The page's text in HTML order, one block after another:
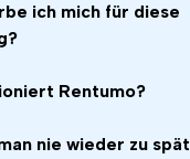
ich mich für diese
Rentumo?
nie wieder zu spät